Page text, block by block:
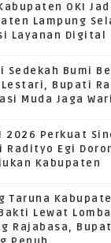
Kabupaten OKI
Lampung
Layanan Digital
Sedekah Bumi
Bupati
Muda Jaga
2026 Perkuat
Radityo Egi
Kabupaten
Taruna
Lewat
Rajabasa,